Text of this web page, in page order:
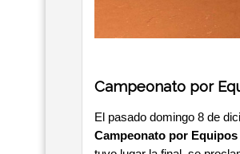
Campeonato por
El pasado domingo 8 de
Campeonato por